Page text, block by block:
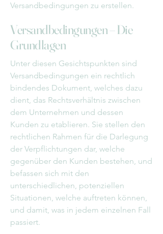
Versandbedingungen zu erstellen.
Versandbedingungen – Die
Grundlagen
Unter diesen Gesichtspunkten sind
Versandbedingungen ein rechtlich
bindendes Dokument, welches dazu
dient, das Rechtsverhältnis zwischen
dem Unternehmen und dessen
Kunden zu etablieren. Sie stellen den
rechtlichen Rahmen für die Darlegung
der Verpflichtungen dar, welche
gegenüber den Kunden bestehen, und
befassen sich mit den
unterschiedlichen, potenziellen
Situationen, welche auftreten können,
und damit, was in jedem einzelnen Fall
passiert.